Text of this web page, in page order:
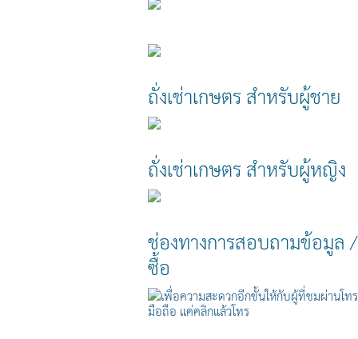
ถั่งเช่าเกษตร สำหรับผู้ชาย
ถั่งเช่าเกษตร สำหรับผู้หญิง
ช่องทางการสอบถามข้อมูล
ซื้อ